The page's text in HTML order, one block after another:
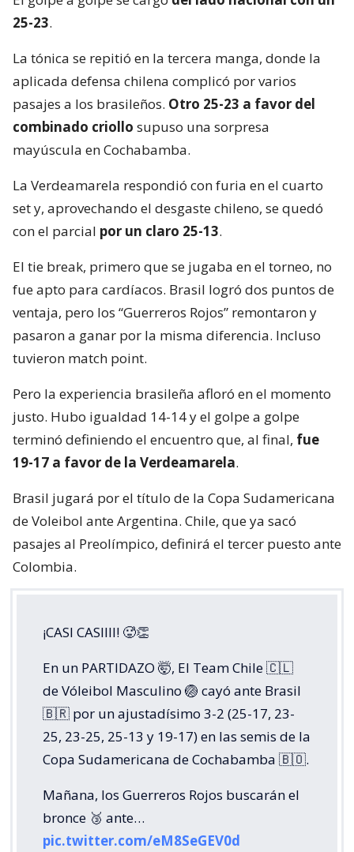
25-23.
La tónica se repitió en la tercera manga, donde la
aplicada defensa chilena complicó por varios
pasajes a los brasileños. Otro 25-23 a favor del
combinado criollo supuso una sorpresa
mayúscula en Cochabamba.
La Verdeamarela respondió con furia en el cuarto
set y, aprovechando el desgaste chileno, se quedó
con el parcial por un claro 25-13.
El tie break, primero que se jugaba en el torneo, no
fue apto para cardíacos. Brasil logró dos puntos de
ventaja, pero los “Guerreros Rojos” remontaron y
pasaron a ganar por la misma diferencia. Incluso
tuvieron match point.
Pero la experiencia brasileña afloró en el momento
justo. Hubo igualdad 14-14 y el golpe a golpe
terminó definiendo el encuentro que, al final, fue
19-17 a favor de la Verdeamarela.
Brasil jugará por el título de la Copa Sudamericana
de Voleibol ante Argentina. Chile, que ya sacó
pasajes al Preolímpico, definirá el tercer puesto ante
Colombia.
¡CASI CASIIII! 🥵👏
En un PARTIDAZO 🤯, El Team Chile 🇨🇱
de Vóleibol Masculino 🏐 cayó ante Brasil
🇧🇷 por un ajustadísimo 3-2 (25-17, 23-
25, 23-25, 25-13 y 19-17) en las semis de la
Copa Sudamericana de Cochabamba 🇧🇴.
Mañana, los Guerreros Rojos buscarán el
bronce 🥉 ante…
pic.twitter.com/eM8SeGEV0d